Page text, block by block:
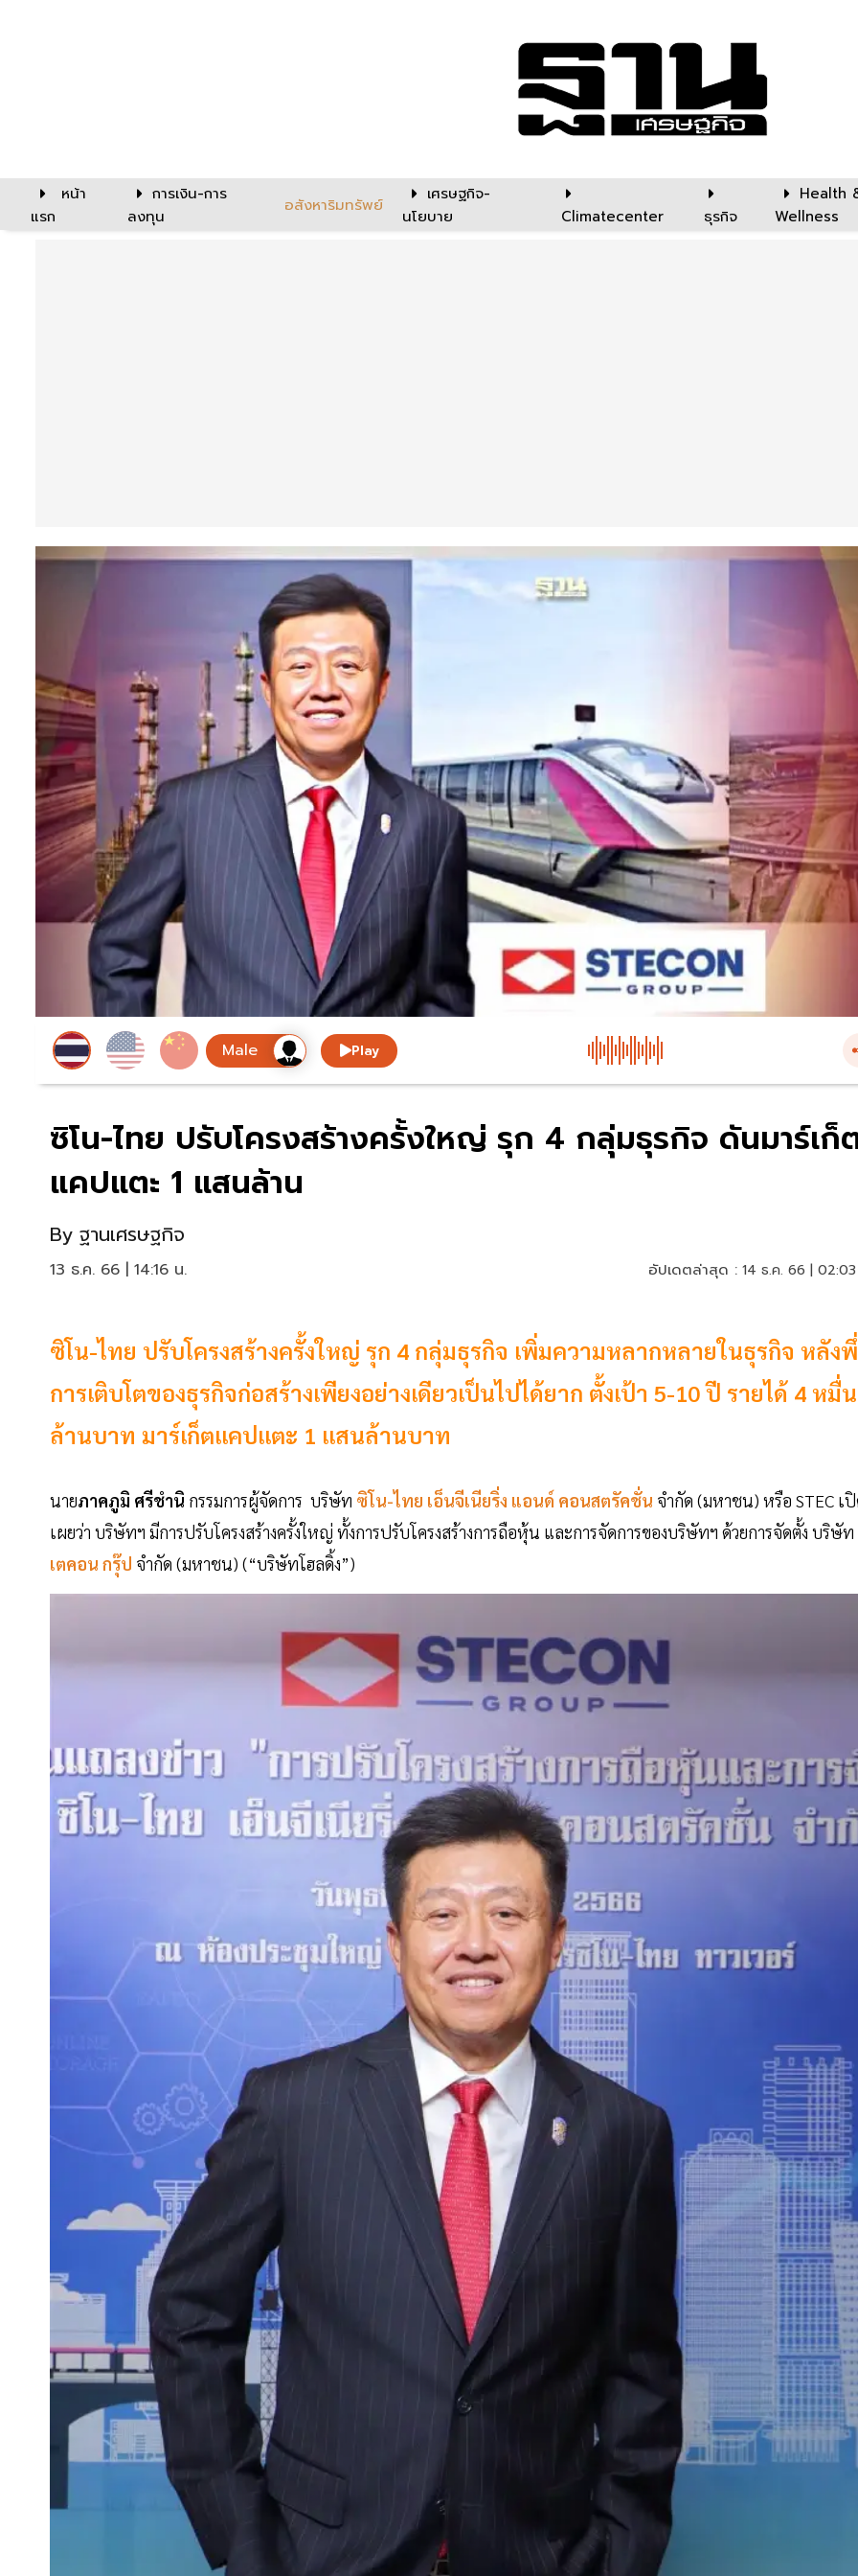
หน้า
แรก
การเงิน-การ
ลงทุน
อสังหาริมทรัพย์
เศรษฐกิจ-
นโยบาย
Climatecenter ธุรกิจ
Health
Wellness
Play
ซิโน-ไทย ปรับโครงสร้างครั้งใหญ่ รุก 4 กลุ่มธุรกิจ ดันมาร์เก็
แคปแตะ 1 แสนล้าน
By ฐานเศรษฐกิจ
13 ธ.ค. 66 | 14:16 น. อัปเดตล่าสุด : 14 ธ.ค. 66 |
ซิโน-ไทย ปรับโครงสร้างครั้งใหญ่ รุก 4 กลุ่มธุรกิจ เพิ่มความหลากหลายในธุรกิจ หลัง
การเติบโตของธุรกิจก่อสร้างเพียงอย่างเดียวเป็นไปได้ยาก ตั้งเป้า 5-10 ปี รายได้ 4 หมื่น
ล้านบาท มาร์เก็ตแคปแตะ 1 แสนล้านบาท
นายภาคภูมิ ศรีชำนิ กรรมการผู้จัดการ บริษัท ซิโน-ไทย เอ็นจีเนียริ่ง แอนด์ คอนสตรัคชั่น จำกัด (มหาชน) หรือ STEC เ
เผยว่า บริษัทฯ มีการปรับโครงสร้างครั้งใหญ่ ทั้งการปรับโครงสร้างการถือหุ้น และการจัดการของบริษัทฯ ด้วยการจัดตั้ง บริษัท
เตคอน กรุ๊ป จำกัด (มหาชน) (“บริษัทโฮลดิ้ง”)